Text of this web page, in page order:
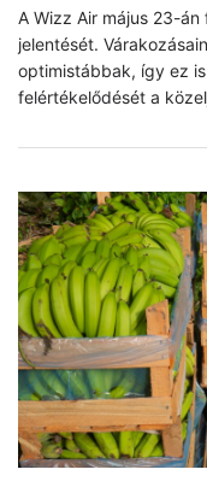
A Wizz Air május 23-
jelentését.
optimistábbak, így ez
felértékelődését a